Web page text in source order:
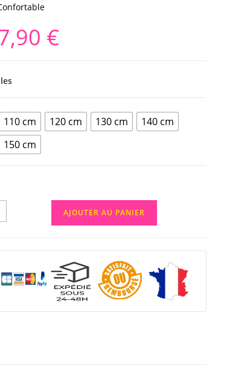
€
110 cm 120 cm 130 cm
140 cm
150 cm
AJOUTER AU PANIER